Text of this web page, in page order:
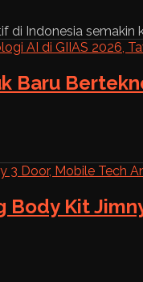
di Indonesia semakin
Baru
Body Kit